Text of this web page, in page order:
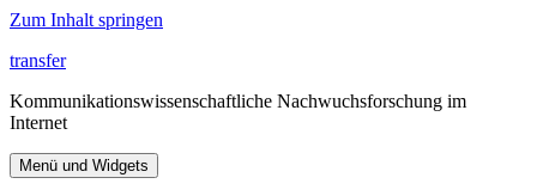
Zum Inhalt springen
transfer
Kommunikationswissenschaftliche Nachwuchsforschung im
Internet
Menü und Widgets